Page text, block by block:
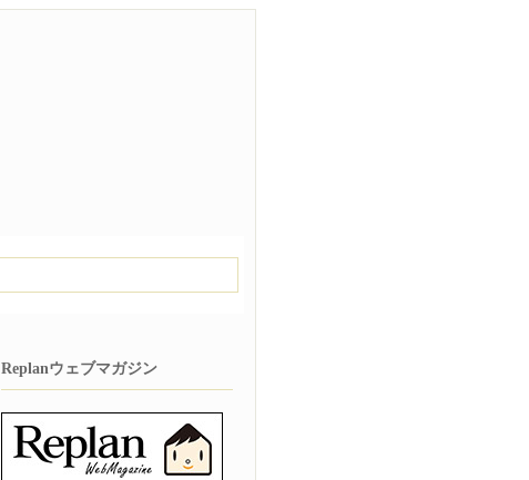
Replanウェブマガジン